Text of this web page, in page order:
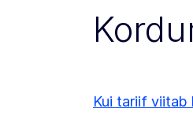
Kui tariif viitab